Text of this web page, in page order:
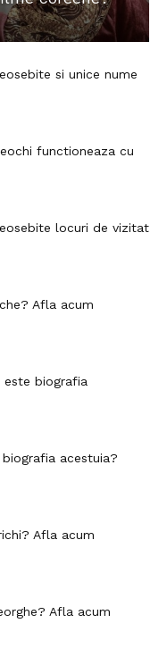
si unice nume
functioneaza cu
locuri de vizitat
Afla acum
este biografia
acestuia?
Afla acum
Afla acum